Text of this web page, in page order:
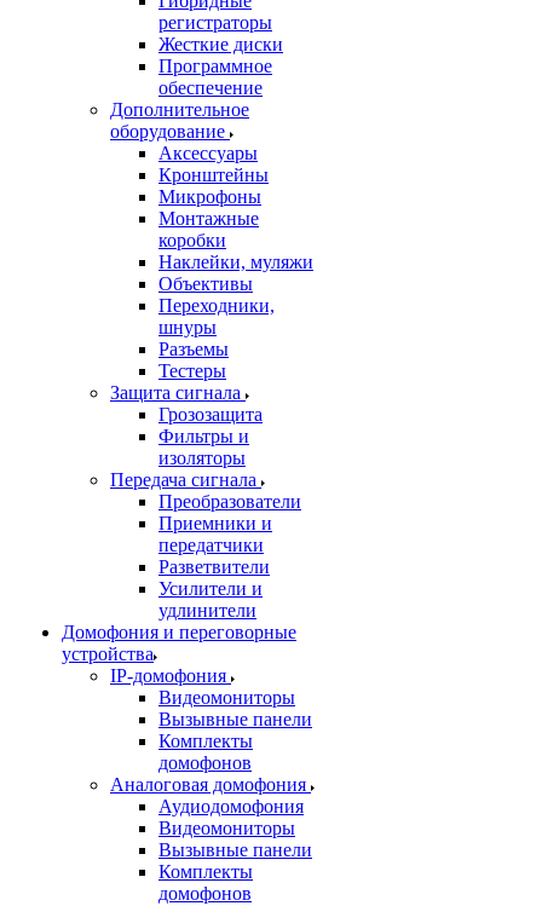
регистраторы
Жесткие диски
Программное
обеспечение
Дополнительное
оборудование
Аксессуары
Кронштейны
Микрофоны
Монтажные
коробки
Наклейки, муляжи
Объективы
Переходники,
шнуры
Разъемы
Тестеры
Защита сигнала
Грозозащита
Фильтры и
изоляторы
Передача сигнала
Преобразователи
Приемники и
передатчики
Разветвители
Усилители и
удлинители
Домофония и переговорные
устройства
IP-домофония
Видеомониторы
Вызывные панели
Комплекты
домофонов
Аналоговая домофония
Аудиодомофония
Видеомониторы
Вызывные панели
Комплекты
домофонов